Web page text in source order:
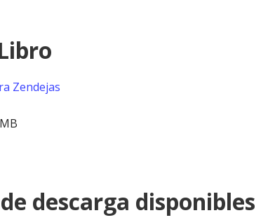
Zendejas
descarga disponibles